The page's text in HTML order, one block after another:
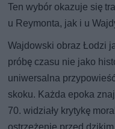
Ten wybór okazuje się
u Reymonta, jak i u
Wajdowski obraz Łodzi
próbę czasu nie jako
uniwersalna
skoku. Każda epoka
70. widziały krytykę
ostrzeżenie przed